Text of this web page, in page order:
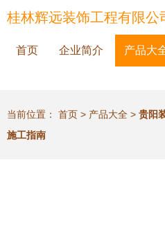
桂林辉远装饰工程有限公
首页 企业简介 产品大
当前位置： 首页 > 产品大全 > 贵阳
施工指南